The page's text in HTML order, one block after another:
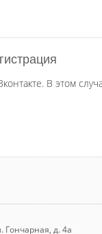
В этом
Гончарная, д. 4а